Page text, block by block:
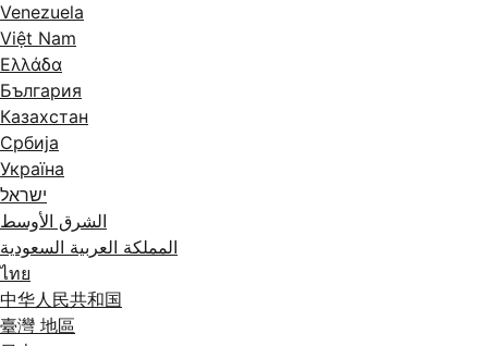
Venezuela
Việt Nam
Ελλάδα
България
Казахстан
Србија
Україна
ישראל
الشرق الأوسط
المملكة العربية السعودية
ไทย
中华人民共和国
臺灣 地區